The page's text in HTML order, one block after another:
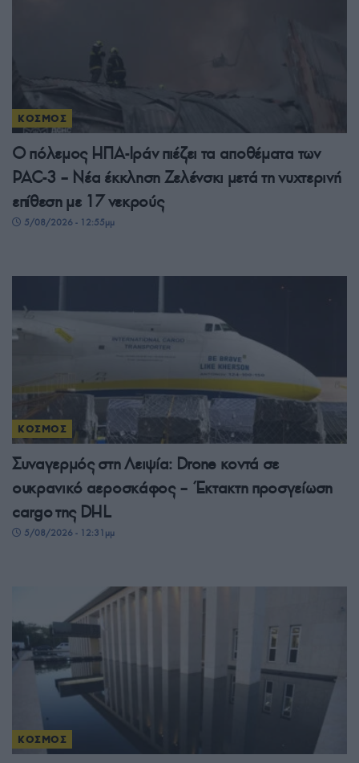
ΚΟΣΜΟΣ
Ο πόλεμος ΗΠΑ-Ιράν πιέζει τα αποθέματα των
PAC-3 – Νέα έκκληση Ζελένσκι μετά τη νυχτερινή
επίθεση με 17 νεκρούς
5/08/2026 - 12:55μμ
ΚΟΣΜΟΣ
Συναγερμός στη Λειψία: Drone κοντά σε
ουκρανικό αεροσκάφος – Έκτακτη προσγείωση
cargo της DHL
5/08/2026 - 12:31μμ
ΚΟΣΜΟΣ